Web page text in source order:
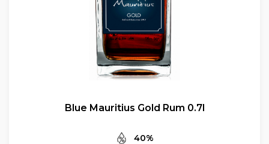
Blue Mauritius Gold Rum 0.7l
40%